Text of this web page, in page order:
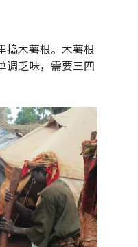
捣木薯根。木薯根
调乏味，需要三四